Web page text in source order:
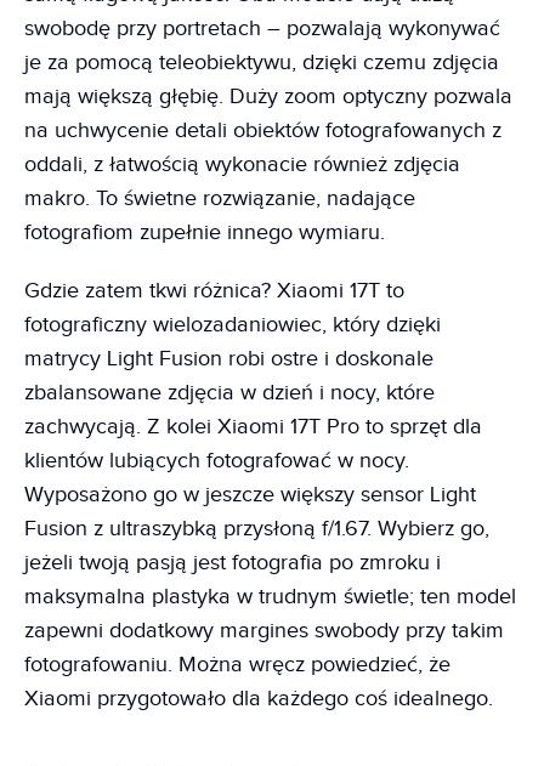
swobodę przy portretach – pozwalają wykonywać
je za pomocą teleobiektywu, dzięki czemu zdjęcia
mają większą głębię. Duży zoom optyczny pozwala
na uchwycenie detali obiektów fotografowanych z
oddali, z łatwością wykonacie również zdjęcia
makro. To świetne rozwiązanie, nadające
fotografiom zupełnie innego wymiaru.
Gdzie zatem tkwi różnica? Xiaomi 17T to
fotograficzny wielozadaniowiec, który dzięki
matrycy Light Fusion robi ostre i doskonale
zbalansowane zdjęcia w dzień i nocy, które
zachwycają. Z kolei Xiaomi 17T Pro to sprzęt dla
klientów lubiących fotografować w nocy.
Wyposażono go w jeszcze większy sensor Light
Fusion z ultraszybką przysłoną f/1.67. Wybierz go,
jeżeli twoją pasją jest fotografia po zmroku i
maksymalna plastyka w trudnym świetle; ten model
zapewni dodatkowy margines swobody przy takim
fotografowaniu. Można wręcz powiedzieć, że
Xiaomi przygotowało dla każdego coś idealnego.